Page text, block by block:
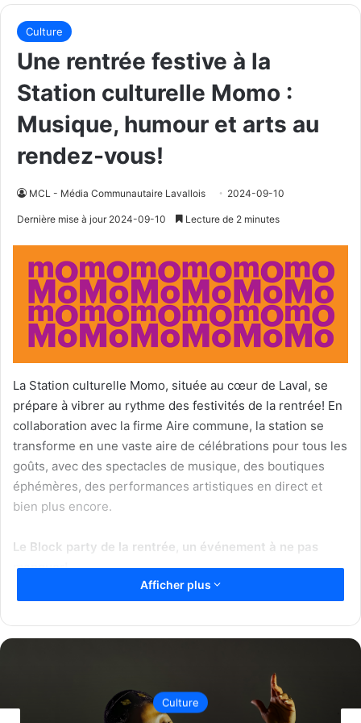
Culture
Une rentrée festive à la
Station culturelle Momo :
Musique, humour et arts au
rendez-vous!
MCL - Média Communautaire Lavallois 2024-09-10
Dernière mise à jour 2024-09-10 Lecture de 2 minutes
La Station culturelle Momo, située au cœur de Laval, se
prépare à vibrer au rythme des festivités de la rentrée! En
collaboration avec la firme Aire commune, la station se
transforme en une vaste aire de célébrations pour tous les
goûts, avec des spectacles de musique, des boutiques
éphémères, des performances artistiques en direct et
bien plus encore.
Le Block party de la rentrée, un événement à ne pas
manquer!
culturelle Momo accueillera le « Block party de la
musical de GreenWoodz, des DJ sets, des boutiques
éphémères et une session de peinture en direct. Un lunch
Afficher plus
Culture